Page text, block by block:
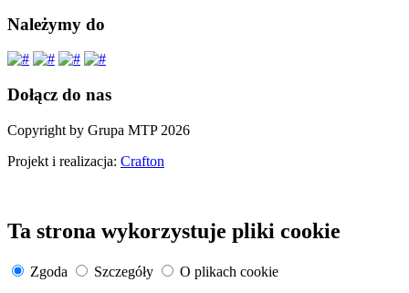
Należymy do
Dołącz do nas
Copyright by Grupa MTP 2026
Projekt i realizacja: Crafton
Ta strona wykorzystuje pliki cookie
Zgoda Szczegóły
O plikach cookie